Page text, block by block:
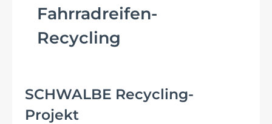
Fahrradreifen-
Recycling
SCHWALBE Recycling-
Projekt